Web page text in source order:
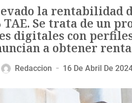
la rentabilidad
Se trata de un
digitales con
a obtener
Redaccion — 16 De Abril De